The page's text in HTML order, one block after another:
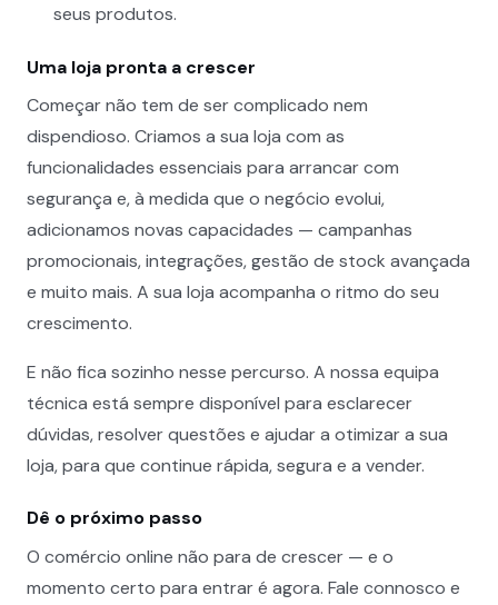
seus produtos.
Uma loja pronta a crescer
Começar não tem de ser complicado nem
dispendioso. Criamos a sua loja com as
funcionalidades essenciais para arrancar com
segurança e, à medida que o negócio evolui,
adicionamos novas capacidades — campanhas
promocionais, integrações, gestão de stock avançada
e muito mais. A sua loja acompanha o ritmo do seu
crescimento.
E não fica sozinho nesse percurso. A nossa equipa
técnica está sempre disponível para esclarecer
dúvidas, resolver questões e ajudar a otimizar a sua
loja, para que continue rápida, segura e a vender.
Dê o próximo passo
O comércio online não para de crescer — e o
momento certo para entrar é agora. Fale connosco e